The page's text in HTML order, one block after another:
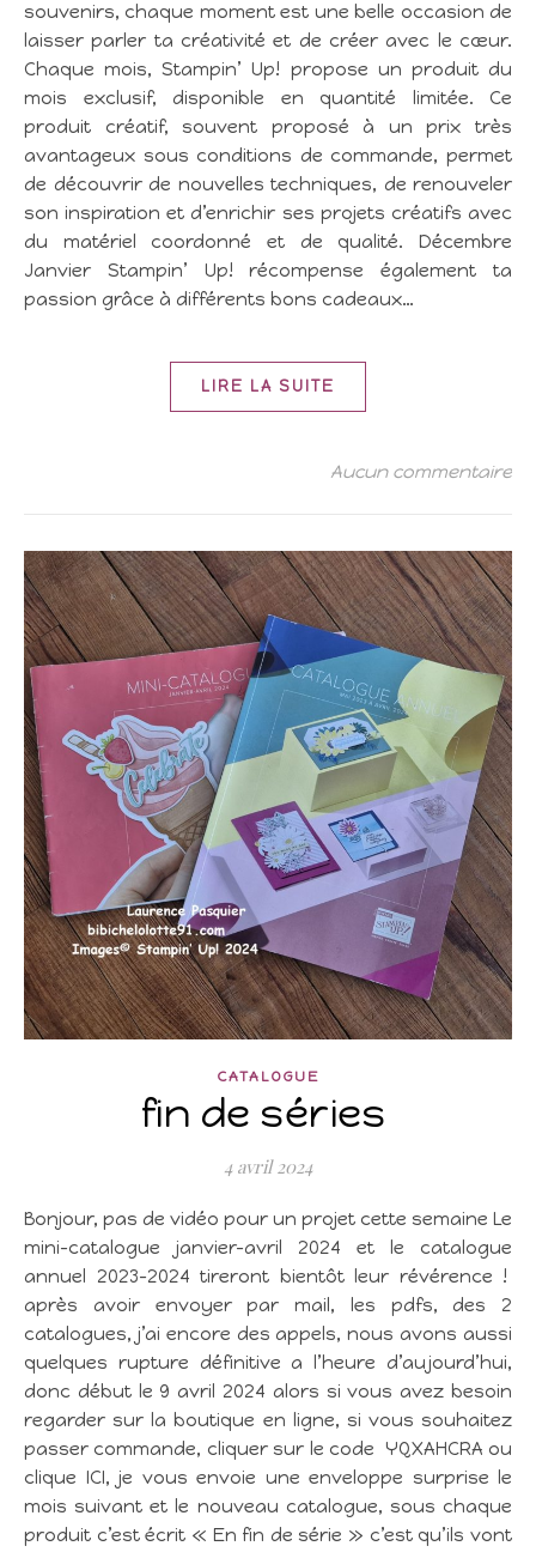
souvenirs, chaque moment est une belle occasion de
laisser parler ta créativité et de créer avec le cœur.
Chaque mois, Stampin’ Up! propose un produit du
mois exclusif, disponible en quantité limitée. Ce
produit créatif, souvent proposé à un prix très
avantageux sous conditions de commande, permet
de découvrir de nouvelles techniques, de renouveler
son inspiration et d’enrichir ses projets créatifs avec
du matériel coordonné et de qualité. Décembre
Janvier Stampin’ Up! récompense également ta
passion grâce à différents bons cadeaux…
LIRE LA SUITE
Aucun commentaire
CATALOGUE
fin de séries
4 avril 2024
Bonjour, pas de vidéo pour un projet cette semaine Le
mini-catalogue janvier-avril 2024 et le catalogue
annuel 2023-2024 tireront bientôt leur révérence !
après avoir envoyer par mail, les pdfs, des 2
catalogues, j’ai encore des appels, nous avons aussi
quelques rupture définitive a l’heure d’aujourd’hui,
donc début le 9 avril 2024 alors si vous avez besoin
regarder sur la boutique en ligne, si vous souhaitez
passer commande, cliquer sur le code YQXAHCRA ou
clique ICI, je vous envoie une enveloppe surprise le
mois suivant et le nouveau catalogue, sous chaque
produit c’est écrit « En fin de série » c’est qu’ils vont